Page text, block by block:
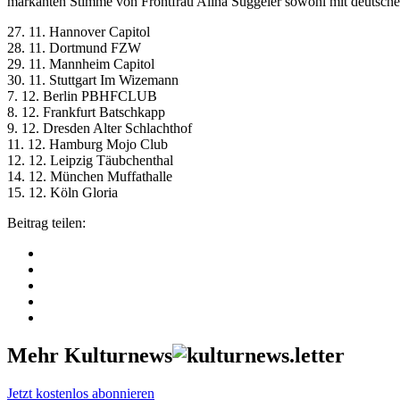
27. 11. Hannover Capitol
28. 11. Dortmund FZW
29. 11. Mannheim Capitol
30. 11. Stuttgart Im Wizemann
7. 12. Berlin PBHFCLUB
8. 12. Frankfurt Batschkapp
9. 12. Dresden Alter Schlachthof
11. 12. Hamburg Mojo Club
12. 12. Leipzig Täubchenthal
14. 12. München Muffathalle
15. 12. Köln Gloria
Beitrag teilen:
Mehr Kulturnews
Jetzt kostenlos abonnieren